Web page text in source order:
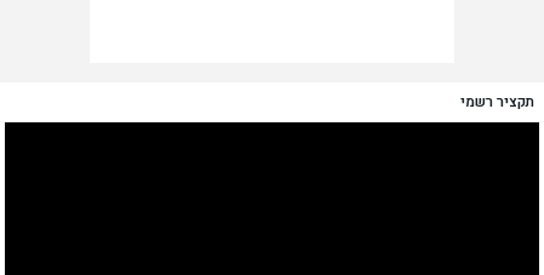
תקציר רשמי